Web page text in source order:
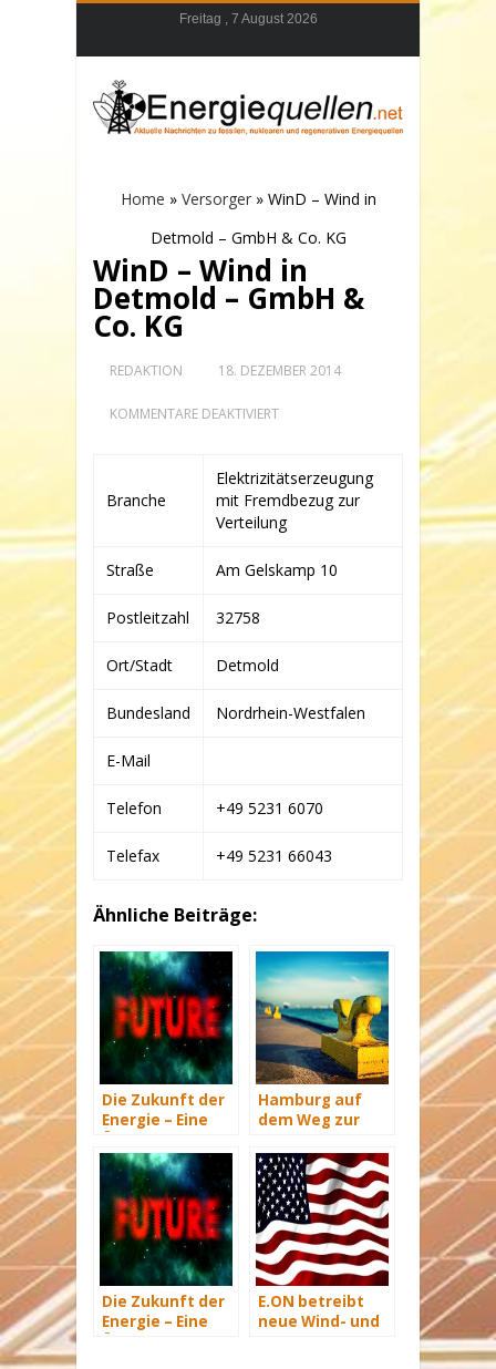
Freitag , 7 August 2026
Home » Versorger» WinD – Wind in
Detmold – GmbH & Co. KG
WinD – Wind in
Detmold – GmbH &
Co. KG
REDAKTION 18. DEZEMBER 2014
KOMMENTARE DEAKTIVIERTFÜR
IN
DETMOLD
–
GMBH
CO.
Branche
Elektrizitätserzeugung
mit Fremdbezug zur
Verteilung
Straße Am Gelskamp 10
Postleitzahl 32758
Ort/Stadt Detmold
Bundesland Nordrhein-Westfalen
E-Mail
Telefon +49 5231 6070
Telefax +49 5231 66043
Ähnliche Beiträge:
Die Zukunft der
Energie – Eine
Hamburg auf
dem Weg zur
Hauptstadt
Die Zukunft der
Energie – Eine
E.ON betreibt
neue Wind- und